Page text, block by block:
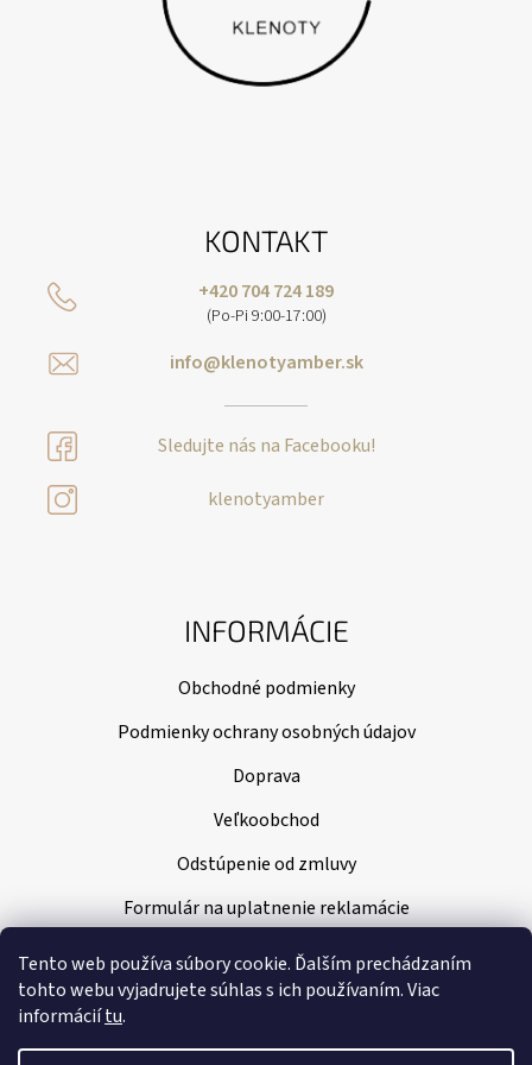
Tento web používa súbory cookie. Ďalším prechádzaním
tohto webu vyjadrujete súhlas s ich používaním. Viac
informáciítu.
KONTAKT
+420 704 724 189
(Po-Pi 9:00-17:00)
info@klenotyamber.sk
Sledujte nás na Facebooku!
klenotyamber
INFORMÁCIE
Obchodné podmienky
Podmienky ochrany osobných údajov
Doprava
Veľkoobchod
Odstúpenie od zmluvy
Formulár na uplatnenie reklamácie